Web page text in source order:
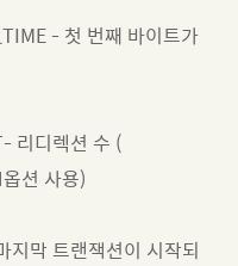
- 첫 번째 바이트가
리디렉션 수 (
션 사용)
막 트랜잭션이 시작되